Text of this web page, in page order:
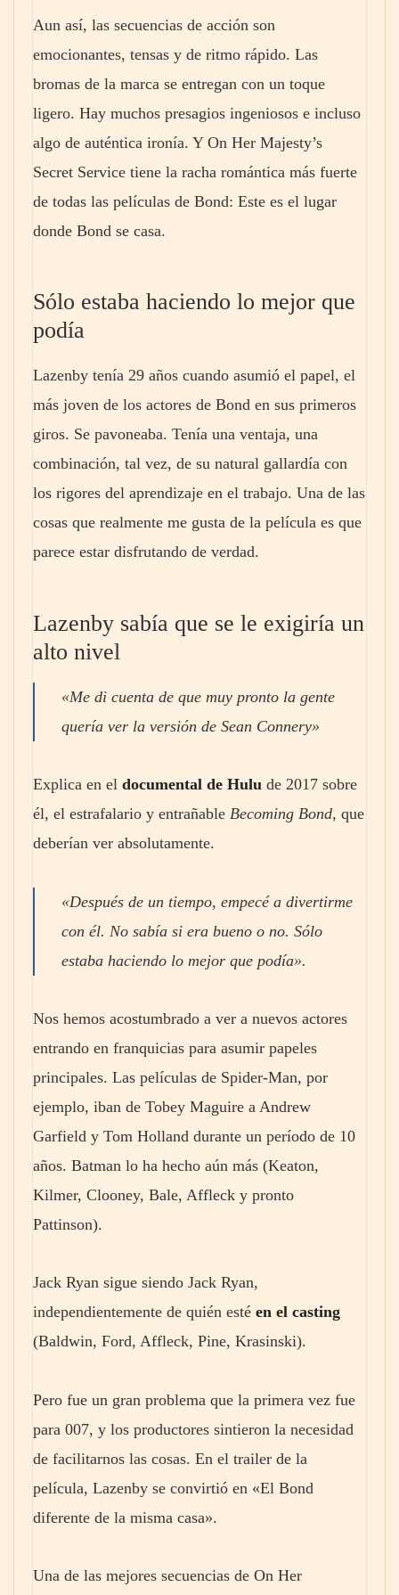
Aun así, las secuencias de acción son
emocionantes, tensas y de ritmo rápido. Las
bromas de la marca se entregan con un toque
ligero. Hay muchos presagios ingeniosos e incluso
algo de auténtica ironía. Y On Her Majesty’s
Secret Service tiene la racha romántica más fuerte
de todas las películas de Bond: Este es el lugar
donde Bond se casa.
Sólo estaba haciendo lo mejor que
podía
Lazenby tenía 29 años cuando asumió el papel, el
más joven de los actores de Bond en sus primeros
giros. Se pavoneaba. Tenía una ventaja, una
combinación, tal vez, de su natural gallardía con
los rigores del aprendizaje en el trabajo. Una de las
cosas que realmente me gusta de la película es que
parece estar disfrutando de verdad.
Lazenby sabía que se le exigiría un
alto nivel
«Me di cuenta de que muy pronto la gente
quería ver la versión de Sean Connery»
Explica en el documental de Hulu de 2017 sobre
él, el estrafalario y entrañable Becoming Bond, que
deberían ver absolutamente.
«Después de un tiempo, empecé a divertirme
con él. No sabía si era bueno o no. Sólo
estaba haciendo lo mejor que podía».
Nos hemos acostumbrado a ver a nuevos actores
entrando en franquicias para asumir papeles
principales. Las películas de Spider-Man, por
ejemplo, iban de Tobey Maguire a Andrew
Garfield y Tom Holland durante un período de 10
años. Batman lo ha hecho aún más (Keaton,
Kilmer, Clooney, Bale, Affleck y pronto
Pattinson).
Jack Ryan sigue siendo Jack Ryan,
independientemente de quién esté en el casting
(Baldwin, Ford, Affleck, Pine, Krasinski).
Pero fue un gran problema que la primera vez fue
para 007, y los productores sintieron la necesidad
de facilitarnos las cosas. En el trailer de la
película, Lazenby se convirtió en «El Bond
diferente de la misma casa».
Una de las mejores secuencias de On Her